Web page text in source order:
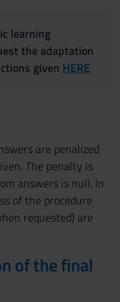
learning
the adaptation
given HERE
are penalized
The penalty is
answers is null. In
of the procedure
requested) are
of the final